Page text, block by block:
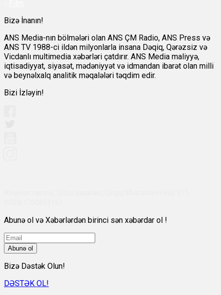
Bizə İnanın!
ANS Media-nın bölmələri olan ANS ÇM Radio, ANS Press və
ANS TV 1988-ci ildən milyonlarla insana Dəqiq, Qərəzsiz və
Vicdanlı multimedia xəbərləri çatdırır. ANS Media maliyyə,
iqtisadiyyat, siyasət, mədəniyyət və idmandan ibarət olan milli
və beynəlxalq analitik məqalələri təqdim edir.
Bizi İzləyin!
Abunə ol və Xəbərlərdən birinci sən xəbərdar ol !
Abunə ol
Bizə Dəstək Olun!
DƏSTƏK OL!